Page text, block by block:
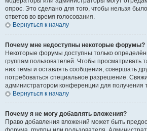
опрос. Это сделано для того, чтобы нельзя
ответов во время голосования.
Вернуться к началу
Почему мне недоступны некоторые форумы?
Некоторые форумы доступны только
группам пользователей. Чтобы просматривать
них темы и оставлять сообщения, совершать
потребоваться специальное разрешение.
администратором конференции для получения
Вернуться к началу
Почему я не могу добавлять вложения?
Право добавления вложений может быть